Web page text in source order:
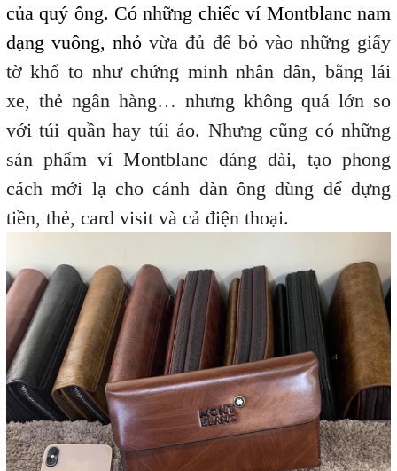
của quý ông. Có những chiếc ví Montblanc nam
dạng vuông, nhỏvừa đủ để bỏ vào những giấy
tờ khổ to như chứng minh nhân dân, bằng lái
xe, thẻ ngân hàng… nhưng không quá lớn so
với túi quần hay túi áo. Nhưng cũng có những
sản phẩm ví Montblanc dáng dài, tạo phong
cách mới lạ cho cánh đàn ông dùng để đựng
tiền, thẻ, card visit và cả điện thoại.